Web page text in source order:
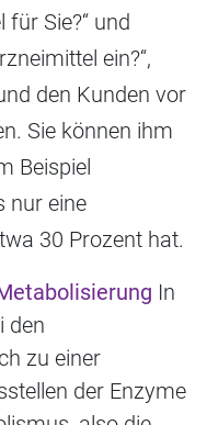
Sie?“ und
ein?“,
den Kunden vor
Sie können ihm
Beispiel
nur eine
30 Prozent hat.
In
den
zu einer
der Enzyme